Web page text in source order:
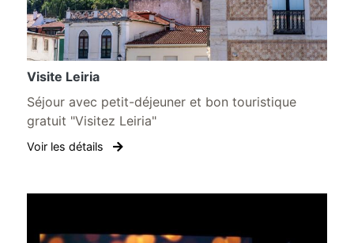
Visite Leiria
Séjour avec petit-déjeuner et bon touristique
gratuit "Visitez Leiria"
Voir les détails